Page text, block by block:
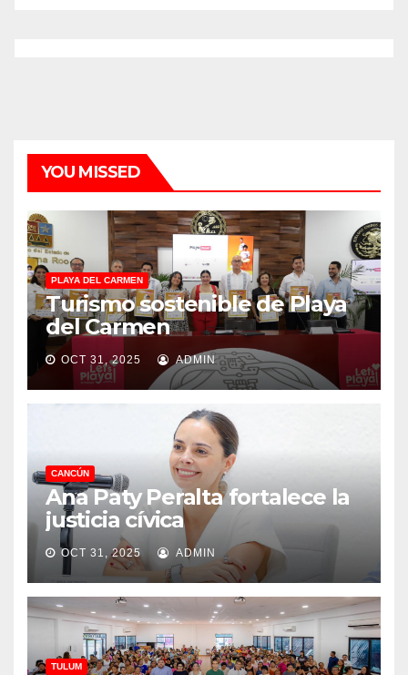
YOU MISSED
PLAYA DEL CARMEN
Turismo sostenible de Playa
del Carmen
OCT 31, 2025 ADMIN
CANCÚN
Ana Paty Peralta fortalece la
justicia cívica
OCT 31, 2025 ADMIN
TULUM